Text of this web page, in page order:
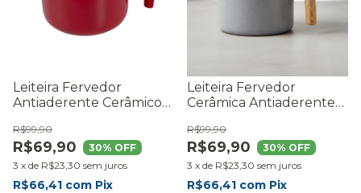
Leiteira Fervedor
Antiaderente Cerâmico
R$69,90
R$99,90
30% OFF
3 x de R$23,30 sem juros
R$66,41 com Pix
Leiteira Fervedor
Cerâmica Antiaderente
R$69,90
R$99,90
30% OFF
3 x de R$23,30 sem juros
R$66,41 com Pix